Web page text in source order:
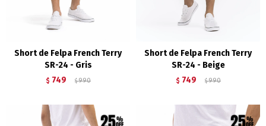
Short de Felpa French Terry
SR-24 - Gris
$ 749 $ 990
Short de Felpa French Terry
SR-24 - Beige
$ 749 $ 990